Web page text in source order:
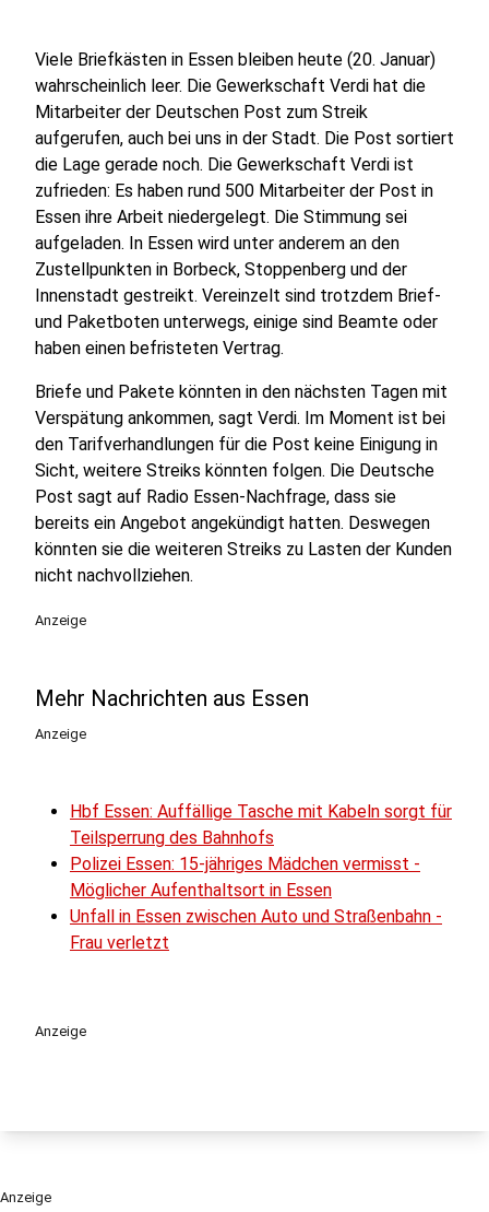
Viele Briefkästen in Essen bleiben heute (20. Januar)
wahrscheinlich leer. Die Gewerkschaft Verdi hat die
Mitarbeiter der Deutschen Post zum Streik
aufgerufen, auch bei uns in der Stadt. Die Post sortiert
die Lage gerade noch. Die Gewerkschaft Verdi ist
zufrieden: Es haben rund 500 Mitarbeiter der Post in
Essen ihre Arbeit niedergelegt. Die Stimmung sei
aufgeladen. In Essen wird unter anderem an den
Zustellpunkten in Borbeck, Stoppenberg und der
Innenstadt gestreikt. Vereinzelt sind trotzdem Brief-
und Paketboten unterwegs, einige sind Beamte oder
haben einen befristeten Vertrag.
Briefe und Pakete könnten in den nächsten Tagen mit
Verspätung ankommen, sagt Verdi. Im Moment ist bei
den Tarifverhandlungen für die Post keine Einigung in
Sicht, weitere Streiks könnten folgen. Die Deutsche
Post sagt auf Radio Essen-Nachfrage, dass sie
bereits ein Angebot angekündigt hatten. Deswegen
könnten sie die weiteren Streiks zu Lasten der Kunden
nicht nachvollziehen.
Anzeige
Mehr Nachrichten aus Essen
Anzeige
Hbf Essen: Auffällige Tasche mit Kabeln sorgt für
Teilsperrung des Bahnhofs
Polizei Essen: 15-jähriges Mädchen vermisst -
Möglicher Aufenthaltsort in Essen
Unfall in Essen zwischen Auto und Straßenbahn -
Frau verletzt
Anzeige
Anzeige